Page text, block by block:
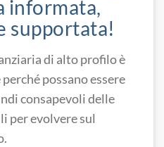
informata,
supportata!
di alto profilo è
possano essere
consapevoli delle
per evolvere sul